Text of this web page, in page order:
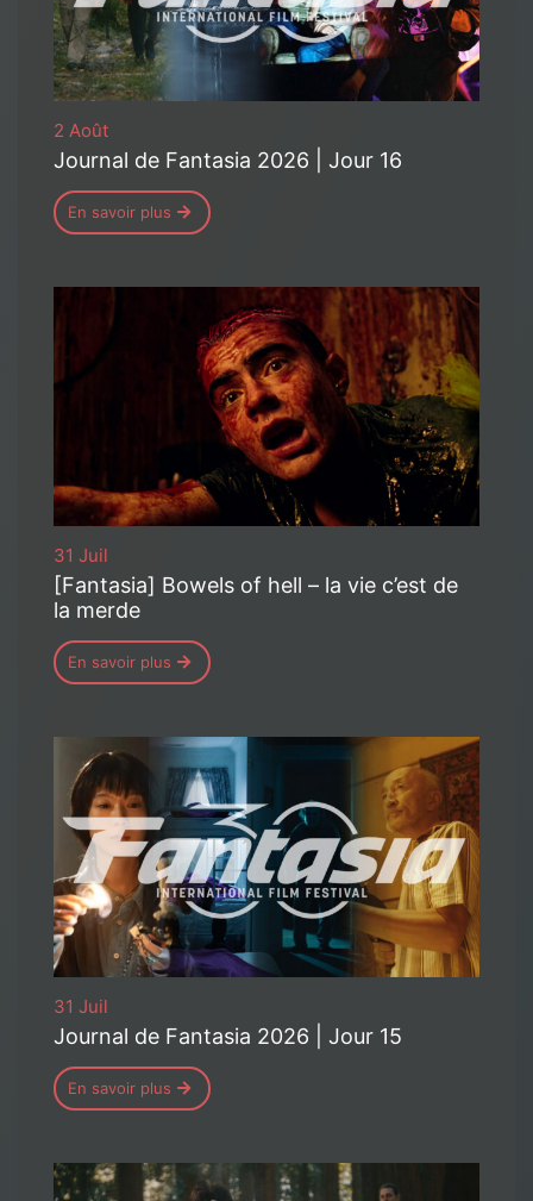
2 Août
Journal de Fantasia 2026 | Jour 16
En savoir plus
31 Juil
[Fantasia] Bowels of hell – la vie c’est de
la merde
En savoir plus
31 Juil
Journal de Fantasia 2026 | Jour 15
En savoir plus